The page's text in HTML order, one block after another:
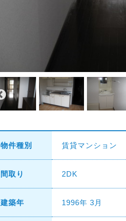
物件種別 賃貸マンション
間取り 2DK
建築年 1996年 3月